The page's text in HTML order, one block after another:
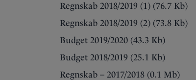
Regnskab 2018/2019 (1) (76.7 Kb)
Regnskab 2018/2019 (2) (73.8 Kb)
Budget 2019/2020 (43.3 Kb)
Budget 2018/2019 (25.1 Kb)
Regnskab – 2017/2018 (0.1 Mb)